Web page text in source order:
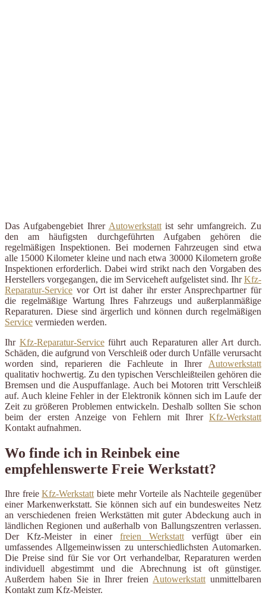
Das Aufgabengebiet Ihrer Autowerkstattist sehr umfangreich. Zu
den am häufigsten durchgeführten Aufgaben gehören die
regelmäßigen Inspektionen. Bei modernen Fahrzeugen sind etwa
alle 15000 Kilometer kleine und nach etwa 30000 Kilometern große
Inspektionen erforderlich. Dabei wird strikt nach den Vorgaben des
Herstellers vorgegangen, die im Serviceheft aufgelistet sind. IhrKfz-
Reparatur-Service vor Ort ist daher ihr erster Ansprechpartner für
die regelmäßige Wartung Ihres Fahrzeugs und außerplanmäßige
Reparaturen. Diese sind ärgerlich und können durch regelmäßigen
Service vermieden werden.
Ihr Kfz-Reparatur-Serviceführt auch Reparaturen aller Art durch.
Schäden, die aufgrund von Verschleiß oder durch Unfälle verursacht
worden sind, reparieren die Fachleute in Ihrer Autowerkstatt
qualitativ hochwertig. Zu den typischen Verschleißteilen gehören die
Bremsen und die Auspuffanlage. Auch bei Motoren tritt Verschleiß
auf. Auch kleine Fehler in der Elektronik können sich im Laufe der
Zeit zu größeren Problemen entwickeln. Deshalb sollten Sie schon
beim der ersten Anzeige von Fehlern mit Ihrer Kfz-Werkstatt
Kontakt aufnahmen.
Wo finde ich in Reinbek eine
empfehlenswerte Freie Werkstatt?
Ihre freieKfz-Werkstattbiete mehr Vorteile als Nachteile gegenüber
einer Markenwerkstatt. Sie können sich auf ein bundesweites Netz
an verschiedenen freien Werkstätten mit guter Abdeckung auch in
ländlichen Regionen und außerhalb von Ballungszentren verlassen.
Der Kfz-Meister in einer freien Werkstattverfügt über ein
umfassendes Allgemeinwissen zu unterschiedlichsten Automarken.
Die Preise sind für Sie vor Ort verhandelbar, Reparaturen werden
individuell abgestimmt und die Abrechnung ist oft günstiger.
Außerdem haben Sie in Ihrer freienAutowerkstattunmittelbaren
Kontakt zum Kfz-Meister.